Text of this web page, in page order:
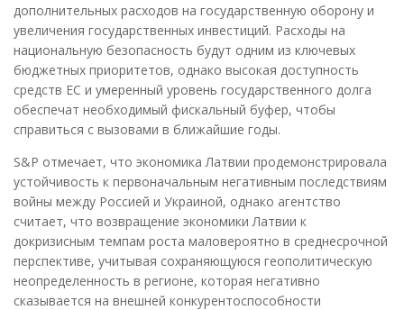
дополнительных расходов на государственную оборону и
увеличения государственных инвестиций. Расходы на
национальную безопасность будут одним из ключевых
бюджетных приоритетов, однако высокая доступность
средств ЕС и умеренный уровень государственного долга
обеспечат необходимый фискальный буфер, чтобы
справиться с вызовами в ближайшие годы.
S&P отмечает, что экономика Латвии продемонстрировала
устойчивость к первоначальным негативным последствиям
войны между Россией и Украиной, однако агентство
считает, что возвращение экономики Латвии к
докризисным темпам роста маловероятно в среднесрочной
перспективе, учитывая сохраняющуюся геополитическую
неопределенность в регионе, которая негативно
сказывается на внешней конкурентоспособности